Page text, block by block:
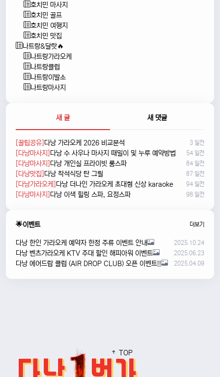
호치민 마사지
호치민 골프
호치민 여행지
호치민 맛집
나트랑&달랏🔥
나트랑가라오케
나트랑클럽
나트랑이발소
나트랑마사지
새 글 새 댓글
[꿀팁공유]다낭 가라오케 2026 비교분석 3 일전
[다낭마사지]다낭 수 사우나 마사지 때밀이 및 누루 예약방법 54 일전
[다낭마사지]다낭 개인실 프라이빗 룸스파 84 일전
[다낭맛집]다낭 착석식당 탄 그릴 87 일전
[다낭가라오케]다낭 더나인 가라오케 초대형 신상 karaoke 94 일전
[다낭마사지]다낭 이색 힐링 스파, 요정스파 98 일전
🌟이벤트 더보기
다낭 한인 가라오케 예약자 한정 주류 이벤트 안내 2025.10.24
다낭 벤츠가라오케 KTV 주대 할인 해피아워 이벤트 2025.06.23
다낭 에어드랍 클럽 (AIR DROP CLUB) 오픈 이벤트!! 2025.04.09
TOP